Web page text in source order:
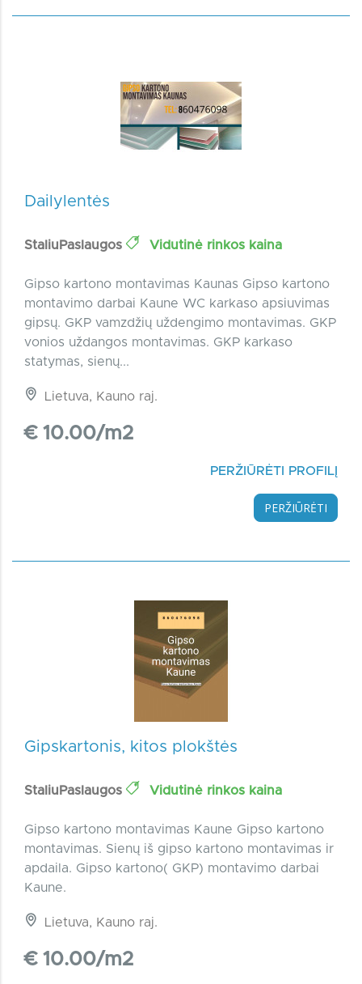
Dailylentės
StaliuPaslaugos Vidutinė rinkos kaina
Gipso kartono montavimas Kaunas Gipso kartono
montavimo darbai Kaune WC karkaso apsiuvimas
gipsų. GKP vamzdžių uždengimo montavimas. GKP
vonios uždangos montavimas. GKP karkaso
statymas, sienų...
Lietuva, Kauno raj.
€ 10.00/m2
PERŽIŪRĖTI PROFILĮ
PERŽIŪRĖTI
Gipskartonis, kitos plokštės
StaliuPaslaugos Vidutinė rinkos kaina
Gipso kartono montavimas Kaune Gipso kartono
montavimas. Sienų iš gipso kartono montavimas ir
apdaila. Gipso kartono( GKP) montavimo darbai
Kaune.
Lietuva, Kauno raj.
€ 10.00/m2